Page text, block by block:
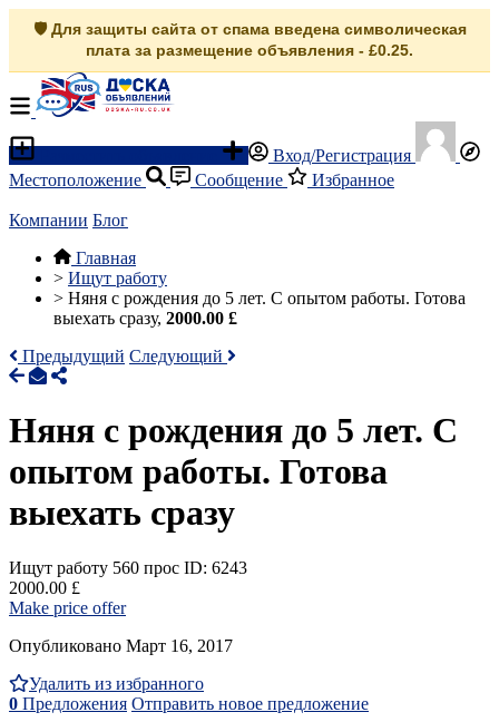
🛡️ Для защиты сайта от спама введена символическая
плата за размещение объявления - £0.25.
Вход/Регистрация
Местоположение
Сообщение Избранное
Компании Блог
Главная
> Ищут работу
> Няня с рождения до 5 лет. С опытом работы. Готова
выехать сразу, 2000.00 £
Предыдущий Следующий
Няня с рождения до 5 лет. С
опытом работы. Готова
выехать сразу
Ищут работу 560 прос ID: 6243
2000.00 £
Make price offer
Опубликовано Март 16, 2017
Удалить из избранного
0 Предложения Отправить новое предложение